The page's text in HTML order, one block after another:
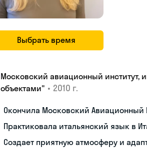
Выбрать время
Московский авиационный институт,
объектами" • 2010 г.
Окончила Московский Авиационный
Практиковала итальянский язык в
Создает приятную атмосферу и